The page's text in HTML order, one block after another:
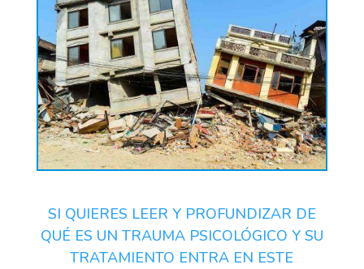
SI QUIERES LEER Y PROFUNDIZAR DE
QUÉ ES UN TRAUMA PSICOLÓGICO Y SU
TRATAMIENTO ENTRA EN ESTE